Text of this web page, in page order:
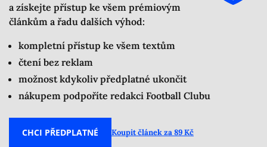
a získejte přístup ke všem prémiovým
článkům a řadu dalších výhod:
kompletní přístup ke všem textům
čtení bez reklam
možnost kdykoliv předplatné ukončit
nákupem podpoříte redakci Football Clubu
CHCI PŘEDPLATNÉ Koupit článek za 89 Kč